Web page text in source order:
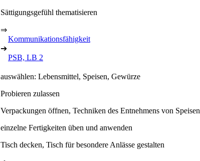
Sättigungsgefühl thematisieren
⇒
Kommunikationsfähigkeit
➔
PSB, LB 2
auswählen: Lebensmittel, Speisen, Gewürze
Probieren zulassen
Verpackungen öffnen, Techniken des Entnehmens von Speisen
einzelne Fertigkeiten üben und anwenden
Tisch decken, Tisch für besondere Anlässe gestalten